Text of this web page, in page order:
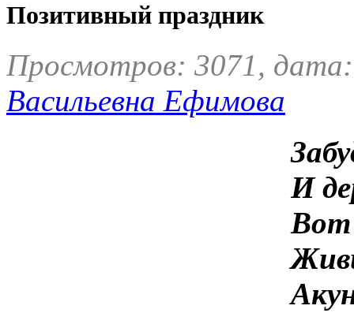
Позитивный праздник
Просмотров: 3071,
Васильевна Ефимова
И
Вот